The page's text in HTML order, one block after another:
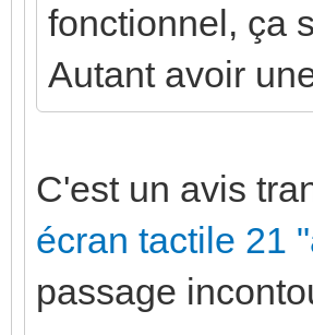
fonctionnel, ça
Autant avoir
C'est un avis
écran tactile 21
passage